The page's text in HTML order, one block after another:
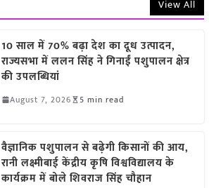
View All
10 साल में 70% बढ़ा देश का दूध उत्पादन,
राज्यसभा में ललन सिंह ने गिनाईं पशुपालन क्षेत्र
की उपलब्धियां
August 7, 2026 5 min read
वैज्ञानिक पशुपालन से बढ़ेगी किसानों की आय,
रानी लक्ष्मीबाई केंद्रीय कृषि विश्वविद्यालय के
कार्यक्रम में बोले शिवराज सिंह चौहान